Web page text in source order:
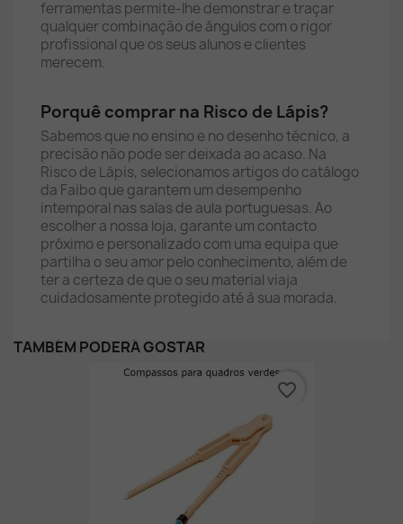
ferramentas permite-lhe demonstrar e traçar
qualquer combinação de ângulos com o rigor
profissional que os seus alunos e clientes
merecem.
Porquê comprar na Risco de Lápis?
Sabemos que no ensino e no desenho técnico, a
precisão não pode ser deixada ao acaso. Na
Risco de Lápis, selecionamos artigos do catálogo
da Faibo que garantem um desempenho
intemporal nas salas de aula portuguesas. Ao
escolher a nossa loja, garante um contacto
próximo e personalizado com uma equipa que
partilha o seu amor pelo conhecimento, além de
ter a certeza de que o seu material viaja
cuidadosamente protegido até à sua morada.
TAMBÉM PODERÁ GOSTAR
favorite_border